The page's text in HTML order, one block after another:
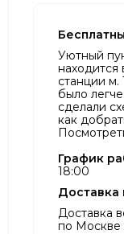
Уютный
находится
станции
было
сделали
как
График
18:00
Доставка
Доставка
по